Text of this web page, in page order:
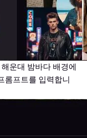
운대 밤바다 배경에
롬프트를 입력합니